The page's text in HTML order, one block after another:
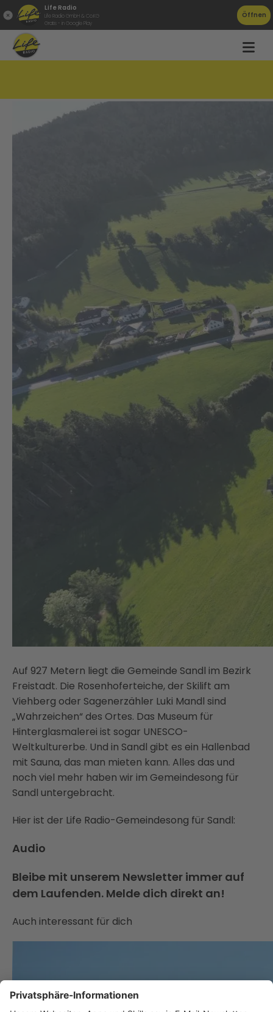
Life Radio
Life Radio GmbH & Co.KG
Gratis - in Google Play
Öffnen
Auf 927 Metern liegt die Gemeinde Sandl im Bezirk
Freistadt. Die Rosenhoferteiche, der Skilift am
Viehberg oder Sagenerzähler Luki Mandl sind
„Wahrzeichen“ des Ortes. Das Museum für
Hinterglasmalerei ist sogar UNESCO-
Weltkulturerbe. Und in Sandl gibt es ein Hallenbad
mit Sauna, das man mieten kann. Alles das und
noch viel mehr haben wir im Gemeindesong für
Sandl untergebracht.
Hier ist der Life Radio-Gemeindesong für Sandl:
Audio
Bleibe mit unserem Newsletter immer auf
dem Laufenden. Melde dich direkt an!
Auch interessant für dich